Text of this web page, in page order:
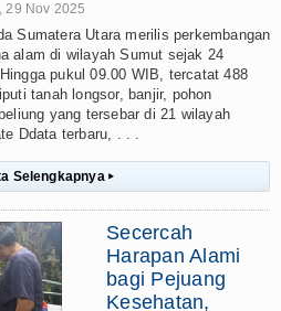
29 Nov 2025
Sumatera Utara merilis perkembangan
alam di wilayah Sumut sejak 24
pukul 09.00 WIB, tercatat 488
tanah longsor, banjir, pohon
yang tersebar di 21 wilayah
Ddata terbaru, . . .
Selengkapnya ▸
Secercah
Harapan Alami
bagi Pejuang
Kesehatan,